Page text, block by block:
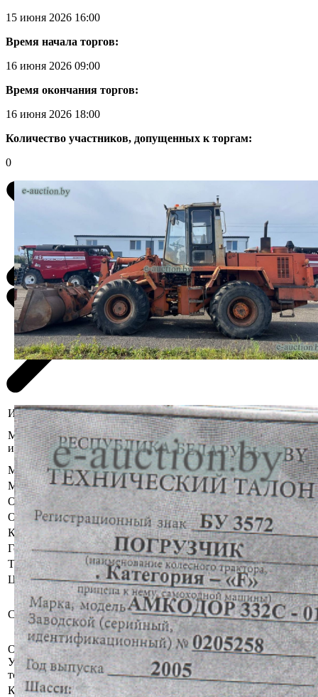
15 июня 2026 16:00
Время начала торгов:
16 июня 2026 09:00
Время окончания торгов:
16 июня 2026 18:00
Количество участников, допущенных к торгам:
0
Информация о предмете торгов
Местоположение
имущества
Брестская область, Брестский р-н, п.
Мухавец, Мухавецкий с/с, 9Д
(мехдвор)
Марка
Амкодор
Модель
332С-01
Описание
Цена указана с учетом НДС.
Объем двигателя
Более 6 л
Коробка передач
Механическая
Год выпуска
2005
Тип двигателя
Дизель
Цвет
Оранжевый
Состояние
Бывшее в употреблении, при
инструментальном контроле,
диагностике, разборке возможно
выявление скрытых дефектов.
Осмотр объекта
Участник электронных торгов обязан до начала электронных
торгов осмотреть предмет торгов ( п.2.4.3 Регламента)
Контактное лицо
Заказчик электронных торгов